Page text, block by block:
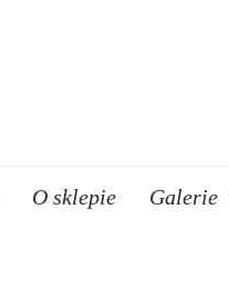
O sklepie Galerie